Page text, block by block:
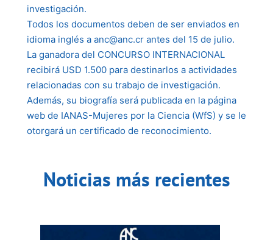
investigación.
Todos los documentos deben de ser enviados en
idioma inglés a anc@anc.cr antes del 15 de julio.
La ganadora del CONCURSO INTERNACIONAL
recibirá USD 1.500 para destinarlos a actividades
relacionadas con su trabajo de investigación.
Además, su biografía será publicada en la página
web de IANAS-Mujeres por la Ciencia (WfS) y se le
otorgará un certificado de reconocimiento.
Noticias más recientes